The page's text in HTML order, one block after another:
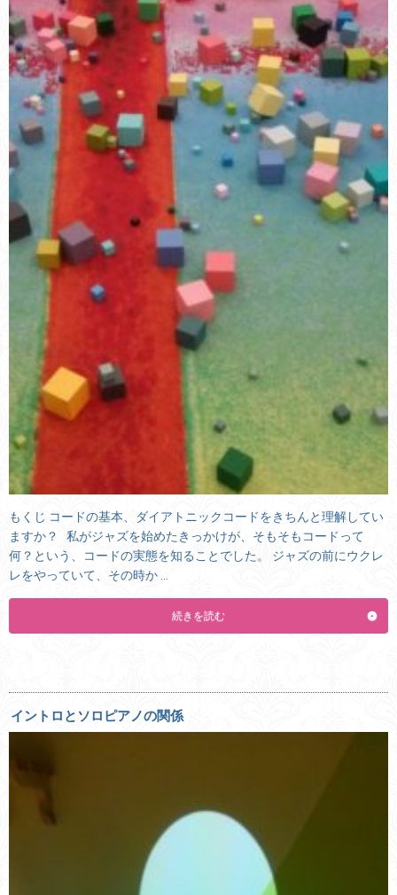
もくじ コードの基本、ダイアトニックコードをきちんと理解してい
ますか？ 私がジャズを始めたきっかけが、そもそもコードって
何？という、コードの実態を知ることでした。 ジャズの前にウクレ
レをやっていて、その時か …
続きを読む
イントロとソロピアノの関係